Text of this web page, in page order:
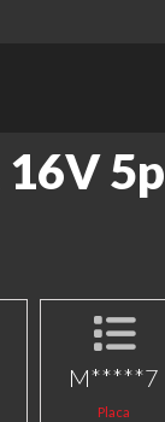
5p
M*****7
Placa